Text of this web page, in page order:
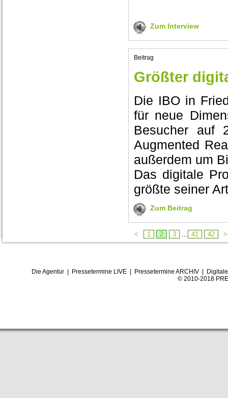
Zum Interview
Beitrag
Größter
Die IBO in
für neue
Besucher auf
Augmented
außerdem um
Das digitale
größte seiner
Zum Beitrag
< 1 2 3 ... 41 42 >
Die Agentur| Pressetermine LIVE| Pressetermine ARCHIV|
© 2010-2018